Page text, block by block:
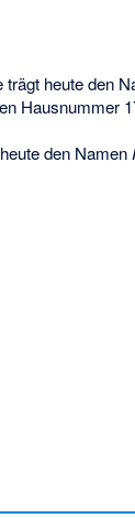
trägt heute den
Hausnummer
den Namen